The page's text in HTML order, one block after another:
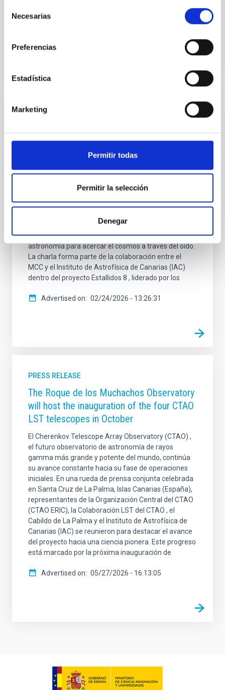
Necesarias
Preferencias
Estadística
Marketing
Permitir todas
Permitir la selección
Denegar
de la mano del
PRESS RELEASE
El MCC acerca la ciencia accesible con la
ponencia ‘Los sonidos de las estrellas’
perteneciente al Organismo Autónomo de Museos y
Centros (OAMC), se convierte este mes en el
escenario de una experiencia astronómica accesible.
El próximo jueves 26 de febrero a las 17:00 horas, el
conferencia " Los sonidos de las estrellas", una
propuesta que rompe con la tradición visual de la
astronomía para acercar el cosmos a través del oído.
La charla forma parte de la colaboración entre el
MCC y el Instituto de Astrofísica de Canarias (IAC)
dentro del proyecto Estallidos 8 , liderado por los
Advertised on 02/24/2026 - 13:26:31
PRESS RELEASE
The Roque de los Muchachos Observatory
will host the inauguration of the four CTAO
LST telescopes in October
El Cherenkov Telescope Array Observatory (CTAO) ,
el futuro observatorio de astronomía de rayos
gamma más grande y potente del mundo, continúa
su avance constante hacia su fase de operaciones
iniciales. En una rueda de prensa conjunta celebrada
en Santa Cruz de La Palma, Islas Canarias (España),
representantes de la Organización Central del CTAO
(CTAO ERIC), la Colaboración LST del CTAO , el
Cabildo de La Palma y el Instituto de Astrofísica de
Canarias (IAC) se reunieron para destacar el avance
del proyecto hacia una ciencia pionera. Este progreso
está marcado por la próxima inauguración de
Advertised on 05/27/2026 - 16:13:05